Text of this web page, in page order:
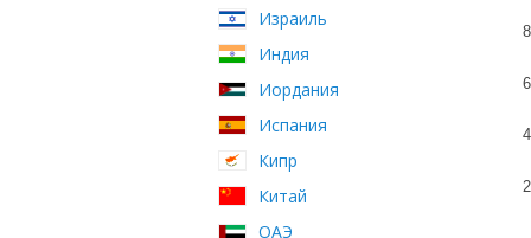
Израиль
Индия
Иордания
Испания
Кипр
Китай
ОАЭ